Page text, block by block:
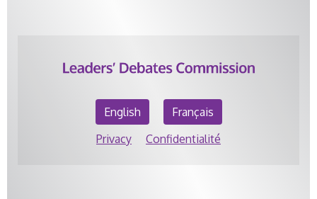
English
Français
Privacy
Confidentialité